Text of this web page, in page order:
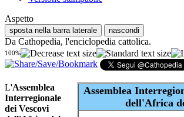
Aspetto
sposta nella barra laterale nascondi
Da Cathopedia, l'enciclopedia cattolica.
100%
Assemblea
dell'Africa
L'Assemblea
Interregionale
dei Vescovi